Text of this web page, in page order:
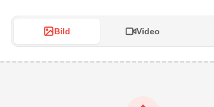
Bild Video